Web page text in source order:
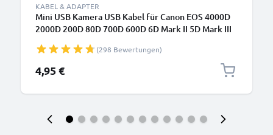
KABEL & ADAPTER
Mini USB Kamera USB Kabel für Canon EOS 4000D
2000D 200D 80D 700D 600D 6D Mark II 5D Mark III
Fotokameras - IFC-200U IFC-400PCU IFC-500U
Datenkabel 2.0, PVC Ladekabel
(298 Bewertungen)
4,95 €